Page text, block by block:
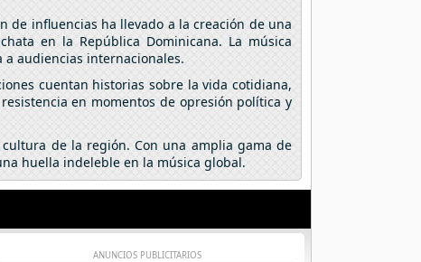
de influencias ha llevado a la creación de una
en la República Dominicana. La música
audiencias internacionales.
cuentan historias sobre la vida cotidiana,
en momentos de opresión política y
de la región. Con una amplia gama de
huella indeleble en la música global.
ANUNCIOS PUBLICITARIOS